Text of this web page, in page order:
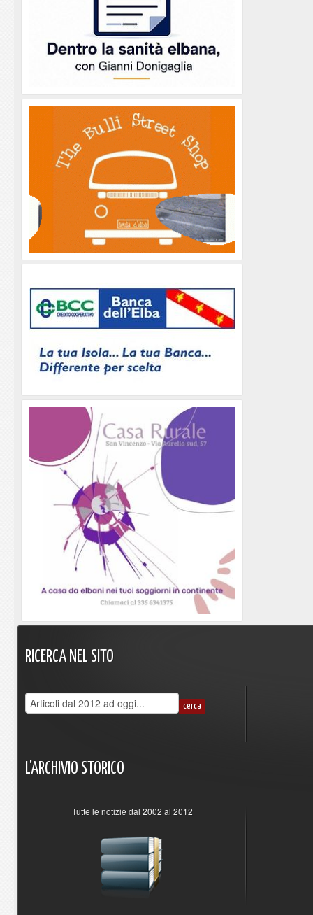
RICERCA NEL SITO
L'ARCHIVIO STORICO
Tutte le notizie dal 2002 al 2012